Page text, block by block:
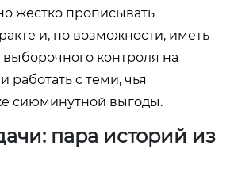
жестко прописывать
и, по возможности, иметь
контроля на
работать с теми, чья
сиюминутной выгоды.
пара историй из